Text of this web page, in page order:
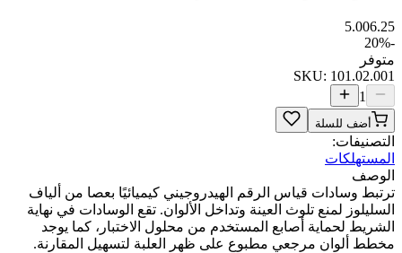
5.006.25
20%
متوفر
SKU:101.02.001
أضف للسلة
التصنيفات:
المستهلكات
الوصف
ترتبط وسادات قياس الرقم الهيدروجيني كيميائيًا بعصا من ألياف
السليلوز لمنع تلوث العينة وتداخل الألوان. تقع الوسادات في نهاية
الشريط لحماية أصابع المستخدم من محلول الاختبار، كما يوجد
مخطط ألوان مرجعي مطبوع على ظهر العلبة لتسهيل المقارنة.